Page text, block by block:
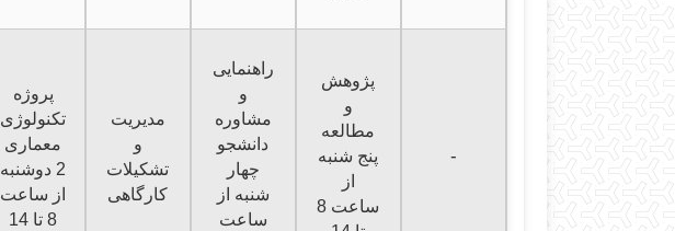
پروژه
تکنولوژی
معماری
2 دوشنبه
از ساعت
8 تا 14
مدیریت
و
تشکیلات
کارگاهی
راهنمایی
و
مشاوره
دانشجو
چهار
شنبه از
ساعت
پژوهش
و
مطالعه
پنج شنبه
از
ساعت 8
-